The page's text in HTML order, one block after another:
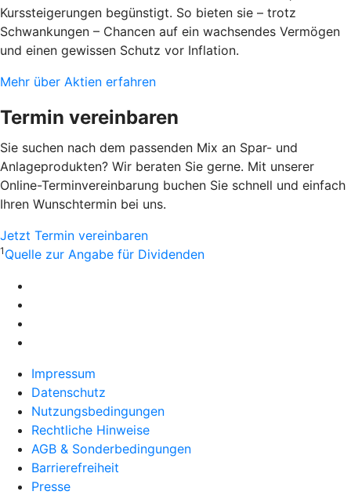
Kurssteigerungen begünstigt. So bieten sie – trotz
Schwankungen – Chancen auf ein wachsendes Vermögen
und einen gewissen Schutz vor Inflation.
Mehr über Aktien erfahren
Termin vereinbaren
Sie suchen nach dem passenden Mix an Spar- und
Anlageprodukten? Wir beraten Sie gerne. Mit unserer
Online-Terminvereinbarung buchen Sie schnell und einfach
Ihren Wunschtermin bei uns.
Jetzt Termin vereinbaren
1 Quelle zur Angabe für Dividenden
Impressum
Datenschutz
Nutzungsbedingungen
Rechtliche Hinweise
AGB & Sonderbedingungen
Barrierefreiheit
Presse